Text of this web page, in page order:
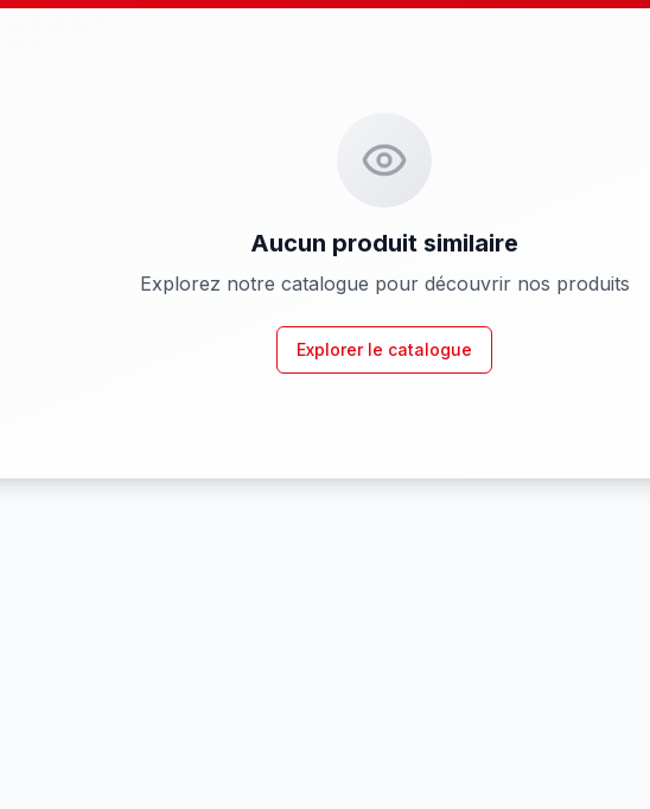
Aucun produit similaire
Explorez notre catalogue pour découvrir nos produits
Explorer le catalogue